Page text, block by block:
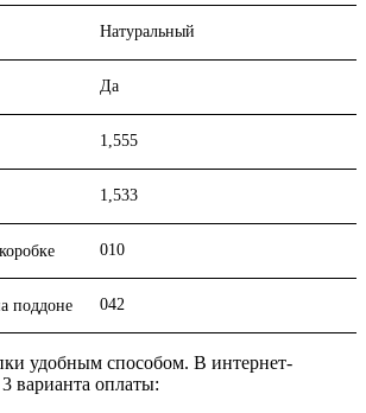
Натуральный
Да
1,555
1,533
010
поддоне 042
удобным способом. В интернет-
варианта оплаты: